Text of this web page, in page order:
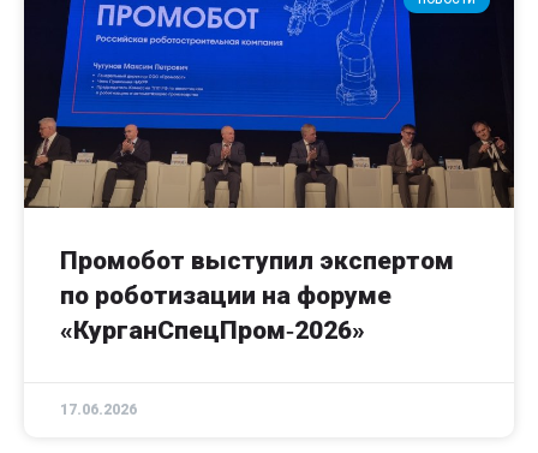
Промобот выступил экспертом
по роботизации на форуме
«КурганСпецПром‑2026»
17.06.2026